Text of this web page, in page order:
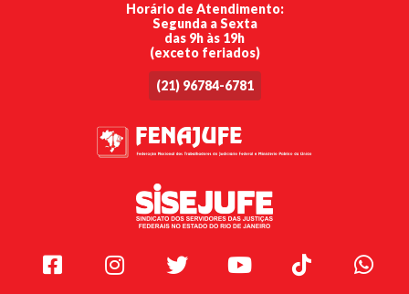
Horário de Atendimento:
Segunda a Sexta
das 9h às 19h
(exceto feriados)
(21) 96784-6781
Facebook Instagram Twitter Youtube TikTok